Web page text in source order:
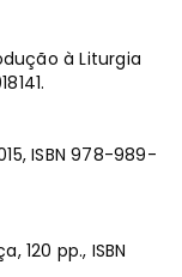
à Liturgia
ISBN 978-989-
120 pp., ISBN